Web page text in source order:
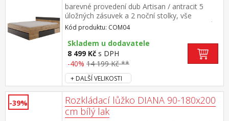
barevné provedení dub Artisan / antracit 5
úložných zásuvek a 2 noční stolky, vše
pojízdné na kolečkách rozměr nočních stolků
(š/v/h) 45 × 48 × 23 cm rozměr větší zásuvky
(š/h/v) 179 × 42 × 18 cm rozměr menších
zásuvek (š/h/v) 108 × 62 × 18 cm zásuvky a
noční stolky jsou v ceně, matrace a rošt
nejsou v ceně doporučený rozměr matrace
180 × 200 cm nebo 2 kusy 90 × 200 cm a rošt
R4 nebo 2 kusy R1 minimální doporučená
výška matrace je 12 cm maximální nosnosti
zásuvek jsou uvedeny v návodu k montáži
Kód produktu: COM04
Skladem u dodavatele
8 499 Kč s DPH
-40% 14 199 Kč **
+ DALŠÍ VELIKOSTI
-39%
Rozkládací lůžko DIANA 90-180x200
cm bílý lak